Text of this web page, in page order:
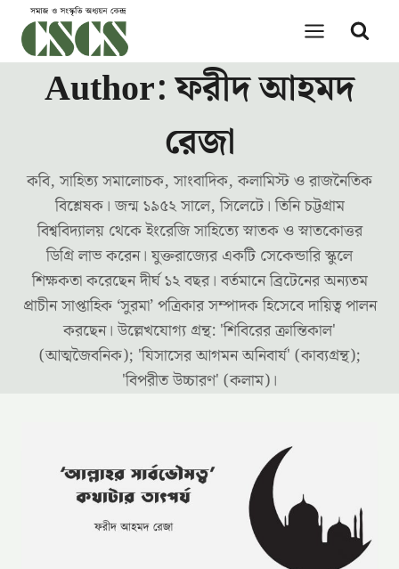
contentAuthor: ফরীদ আহমদ
রেজা
কবি, সাহিত্য সমালোচক, সাংবাদিক, কলামিস্ট ও রাজনৈতিক
বিশ্লেষক। জন্ম ১৯৫২ সালে, সিলেটে। তিনি চট্টগ্রাম
বিশ্ববিদ্যালয় থেকে ইংরেজি সাহিত্যে স্নাতক ও স্নাতকোত্তর
ডিগ্রি লাভ করেন। যুক্তরাজ্যের একটি সেকেন্ডারি স্কুলে
শিক্ষকতা করেছেন দীর্ঘ ১২ বছর। বর্তমানে ব্রিটেনের অন্যতম
প্রাচীন সাপ্তাহিক ‘সুরমা’ পত্রিকার সম্পাদক হিসেবে দায়িত্ব পালন
করছেন। উল্লেখযোগ্য গ্রন্থ: 'শিবিরের ক্রান্তিকাল'
(আত্মজৈবনিক); 'যিসাসের আগমন অনিবার্য' (কাব্যগ্রন্থ);
'বিপরীত উচ্চারণ' (কলাম)।